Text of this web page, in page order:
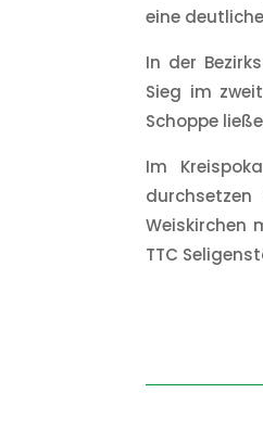
eine
In der
Sieg im
Schoppe
Im
Weiskirchen
TTC